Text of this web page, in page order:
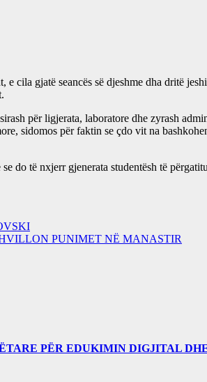
e cila gjatë seancës së djeshme dha dritë
për ligjerata, laboratore dhe zyrash
sidomos për faktin se çdo vit na
do të nxjerr gjenerata studentësh të
PUNIMET NË MANASTIR
PËR EDUKIMIN DIGJITAL